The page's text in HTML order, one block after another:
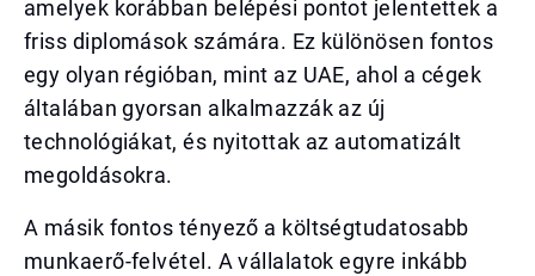
amelyek korábban belépési pontot jelentettek a
friss diplomások számára. Ez különösen fontos
egy olyan régióban, mint az UAE, ahol a cégek
általában gyorsan alkalmazzák az új
technológiákat, és nyitottak az automatizált
megoldásokra.
A másik fontos tényező a költségtudatosabb
munkaerő-felvétel. A vállalatok egyre inkább